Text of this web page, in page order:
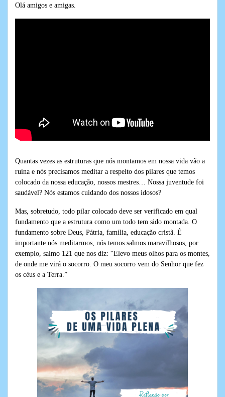
Olá amigos e amigas.
Quantas vezes as estruturas que nós montamos em nossa vida vão a
ruína e nós precisamos meditar a respeito dos pilares que temos
colocado da nossa educação, nossos mestres… Nossa juventude foi
saudável? Nós estamos cuidando dos nossos idosos?
Mas, sobretudo, todo pilar colocado deve ser verificado em qual
fundamento que a estrutura como um todo tem sido montada. O
fundamento sobre Deus, Pátria, família, educação cristã. É
importante nós meditarmos, nós temos salmos maravilhosos, por
exemplo, salmo 121 que nos diz: “Elevo meus olhos para os montes,
de onde me virá o socorro. O meu socorro vem do Senhor que fez
os céus e a Terra.”